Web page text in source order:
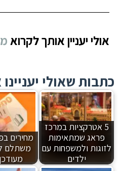
אולי יעניין אותך לקרוא
כתבות שאולי
5 אטרקציות במרכז
פראג שמתאימות
לזוגות ולמשפחות עם
ילדים
מחירים
משתלם
מעודכן 2025